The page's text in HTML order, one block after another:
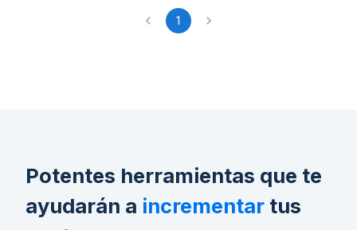
1
Potentes herramientas que te
ayudarán a incrementar tus